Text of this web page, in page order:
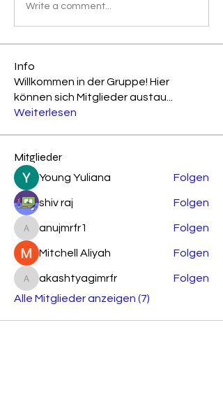
Write a comment...
Info
Willkommen in der Gruppe! Hier
können sich Mitglieder austau
Weiterlesen
Mitglieder
Young Yuliana Folgen
shiv raj Folgen
anujmrfr1
anujmrfr1 Folgen
Mitchell Aliyah Folgen
akashtyagimrfr
akashtyagimrfr
Folgen
Alle Mitglieder anzeigen (7)